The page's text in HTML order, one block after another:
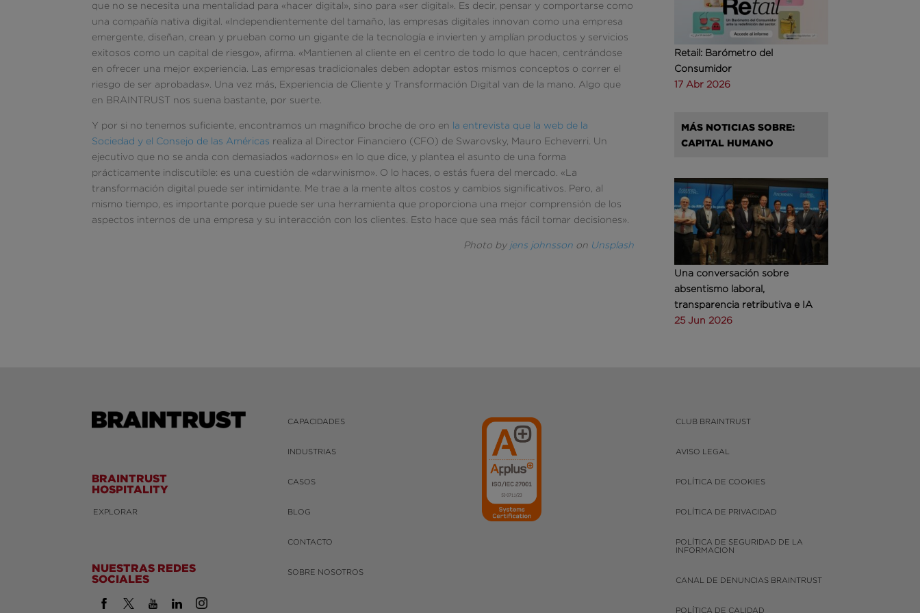
que no se necesita una mentalidad para «hacer digital», sino para «ser digital». Es decir, pensar y comportarse como
una compañía nativa digital. «Independientemente del tamaño, las empresas digitales innovan como una empresa
emergente, diseñan, crean y prueban como un gigante de la tecnología e invierten y amplían productos y servicios
exitosos como un capital de riesgo», afirma. «Mantienen al cliente en el centro de todo lo que hacen, centrándose
en ofrecer una mejor experiencia. Las empresas tradicionales deben adoptar estos mismos conceptos o correr el
riesgo de ser aprobadas». Una vez más, Experiencia de Cliente y Transformación Digital van de la mano. Algo que
en BRAINTRUST nos suena bastante, por suerte.
Y por si no tenemos suficiente, encontramos un magnífico broche de oro en la entrevista que la web de la
Sociedad y el Consejo de las Américas realiza al Director Financiero (CFO) de Swarovsky, Mauro Echeverri. Un
ejecutivo que no se anda con demasiados «adornos» en lo que dice, y plantea el asunto de una forma
prácticamente indiscutible: es una cuestión de «darwinismo». O lo haces, o estás fuera del mercado. «La
transformación digital puede ser intimidante. Me trae a la mente altos costos y cambios significativos. Pero, al
mismo tiempo, es importante porque puede ser una herramienta que proporciona una mejor comprensión de los
aspectos internos de una empresa y su interacción con los clientes. Esto hace que sea más fácil tomar decisiones».
Photo by jens johnsson on Unsplash
Retail: Barómetro del
Consumidor
17 Abr 2026
MÁS NOTICIAS SOBRE:
CAPITAL HUMANO
Una conversación sobre
absentismo laboral,
transparencia retributiva e IA
25 Jun 2026
BRAINTRUST
HOSPITALITY
EXPLORAR
NUESTRAS REDES
SOCIALES
CAPACIDADES
INDUSTRIAS
CASOS
BLOG
CONTACTO
SOBRE NOSOTROS
CLUB BRAINTRUST
AVISO LEGAL
POLÍTICA DE COOKIES
POLÍTICA DE PRIVACIDAD
POLÍTICA DE SEGURIDAD DE LA
INFORMACION
CANAL DE DENUNCIAS BRAINTRUST
POLÍTICA DE CALIDAD